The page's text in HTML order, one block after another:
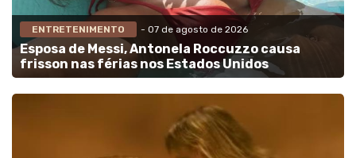
ENTRETENIMENTO - 07 de agosto de 2026
Esposa de Messi, Antonela Roccuzzo causa
frisson nas férias nos Estados Unidos